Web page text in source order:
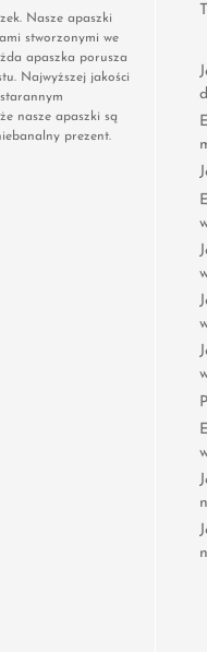
Nasze apaszki
stworzonymi we
apaszka porusza
Najwyższej jakości
nasze apaszki są
prezent.